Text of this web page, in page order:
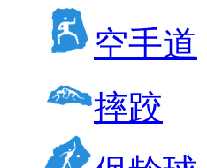
空手道
摔跤